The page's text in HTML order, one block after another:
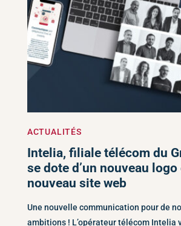
Intelia, filiale télécom du
se dote d’un nouveau logo
nouveau site web
ACTUALITÉS
Une nouvelle communication pour de
ambitions ! L’opérateur télécom Intelia